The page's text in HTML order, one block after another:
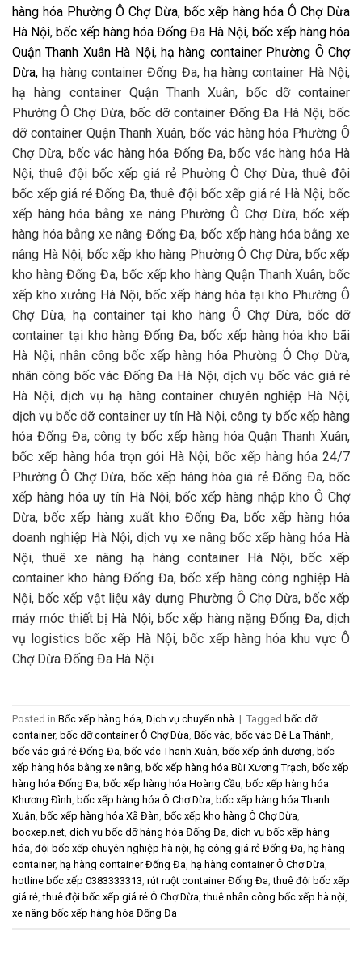
hàng hóa Phường Ô Chợ Dừa, bốc xếp hàng hóa Ô Chợ Dừa
Hà Nội, bốc xếp hàng hóa Đống Đa Hà Nội, bốc xếp hàng hóa
Quận Thanh Xuân Hà Nội,hạ hàng container Phường Ô Chợ
Dừa, hạ hàng container Đống Đa, hạ hàng container Hà Nội,
hạ hàng container Quận Thanh Xuân, bốc dỡ container
Phường Ô Chợ Dừa, bốc dỡ container Đống Đa Hà Nội, bốc
dỡ container Quận Thanh Xuân, bốc vác hàng hóa Phường Ô
Chợ Dừa, bốc vác hàng hóa Đống Đa, bốc vác hàng hóa Hà
Nội, thuê đội bốc xếp giá rẻ Phường Ô Chợ Dừa, thuê đội
bốc xếp giá rẻ Đống Đa, thuê đội bốc xếp giá rẻ Hà Nội, bốc
xếp hàng hóa bằng xe nâng Phường Ô Chợ Dừa, bốc xếp
hàng hóa bằng xe nâng Đống Đa, bốc xếp hàng hóa bằng xe
nâng Hà Nội, bốc xếp kho hàng Phường Ô Chợ Dừa, bốc xếp
kho hàng Đống Đa, bốc xếp kho hàng Quận Thanh Xuân, bốc
xếp kho xưởng Hà Nội, bốc xếp hàng hóa tại kho Phường Ô
Chợ Dừa, hạ container tại kho hàng Ô Chợ Dừa, bốc dỡ
container tại kho hàng Đống Đa, bốc xếp hàng hóa kho bãi
Hà Nội, nhân công bốc xếp hàng hóa Phường Ô Chợ Dừa,
nhân công bốc vác Đống Đa Hà Nội, dịch vụ bốc vác giá rẻ
Hà Nội, dịch vụ hạ hàng container chuyên nghiệp Hà Nội,
dịch vụ bốc dỡ container uy tín Hà Nội, công ty bốc xếp hàng
hóa Đống Đa, công ty bốc xếp hàng hóa Quận Thanh Xuân,
bốc xếp hàng hóa trọn gói Hà Nội, bốc xếp hàng hóa 24/7
Phường Ô Chợ Dừa, bốc xếp hàng hóa giá rẻ Đống Đa, bốc
xếp hàng hóa uy tín Hà Nội, bốc xếp hàng nhập kho Ô Chợ
Dừa, bốc xếp hàng xuất kho Đống Đa, bốc xếp hàng hóa
doanh nghiệp Hà Nội, dịch vụ xe nâng bốc xếp hàng hóa Hà
Nội, thuê xe nâng hạ hàng container Hà Nội, bốc xếp
container kho hàng Đống Đa, bốc xếp hàng công nghiệp Hà
Nội, bốc xếp vật liệu xây dựng Phường Ô Chợ Dừa, bốc xếp
máy móc thiết bị Hà Nội, bốc xếp hàng nặng Đống Đa, dịch
vụ logistics bốc xếp Hà Nội, bốc xếp hàng hóa khu vực Ô
Chợ Dừa Đống Đa Hà Nội
Posted in Bốc xếp hàng hóa, Dịch vụ chuyển nhà | Tagged bốc dỡ
container, bốc dỡ container Ô Chợ Dừa, Bốc vác, bốc vác Đê La Thành,
bốc vác giá rẻ Đống Đa, bốc vác Thanh Xuân, bốc xếp ánh dương, bốc
xếp hàng hóa bằng xe nâng, bốc xếp hàng hóa Bùi Xương Trạch, bốc xếp
hàng hóa Đống Đa, bốc xếp hàng hóa Hoàng Cầu, bốc xếp hàng hóa
Khương Đình, bốc xếp hàng hóa Ô Chợ Dừa, bốc xếp hàng hóa Thanh
Xuân, bốc xếp hàng hóa Xã Đàn, bốc xếp kho hàng Ô Chợ Dừa,
bocxep.net, dịch vụ bốc dỡ hàng hóa Đống Đa, dịch vụ bốc xếp hàng
hóa, đội bốc xếp chuyên nghiệp hà nội, hạ công giá rẻ Đống Đa, hạ hàng
container, hạ hàng container Đống Đa, hạ hàng container Ô Chợ Dừa,
hotline bốc xếp 0383333313, rút ruột container Đống Đa,thuê đội bốc xếp
giá rẻ,thuê đội bốc xếp giá rẻ Ô Chợ Dừa,thuê nhân công bốc xếp hà nội,
xe nâng bốc xếp hàng hóa Đống Đa